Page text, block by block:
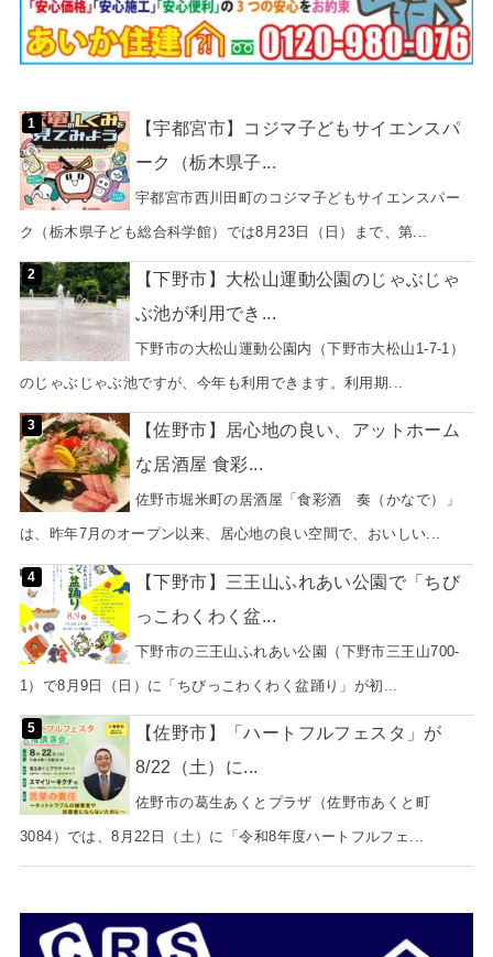
【宇都宮市】コジマ子どもサイエンスパ
ーク（栃木県子...
宇都宮市西川田町のコジマ子どもサイエンスパー
ク（栃木県子ども総合科学館）では8月23日（日）まで、第...
【下野市】大松山運動公園のじゃぶじゃ
ぶ池が利用でき...
下野市の大松山運動公園内（下野市大松山1-7-1）
のじゃぶじゃぶ池ですが、今年も利用できます。利用期...
【佐野市】居心地の良い、アットホーム
な居酒屋 食彩...
佐野市堀米町の居酒屋「食彩酒 奏（かなで）」
は、昨年7月のオープン以来、居心地の良い空間で、おいしい...
【下野市】三王山ふれあい公園で「ちび
っこわくわく盆...
下野市の三王山ふれあい公園（下野市三王山700-
1）で8月9日（日）に「ちびっこわくわく盆踊り」が初...
【佐野市】「ハートフルフェスタ」が
8/22（土）に...
佐野市の葛生あくとプラザ（佐野市あくと町
3084）では、8月22日（土）に「令和8年度ハートフルフェ...